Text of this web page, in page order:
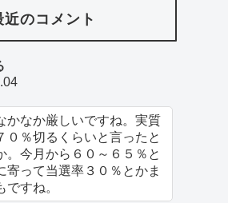
近のコメント
かなか厳しいですね。実質
０％切るくらいと言ったと
。今月から６０～６５％と
寄って当選率３０％とかま
すね。